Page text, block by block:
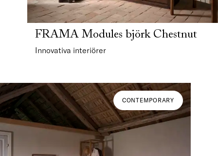
FRAMA Modules björk Chestnut
Innovativa interiörer
CONTEMPORARY